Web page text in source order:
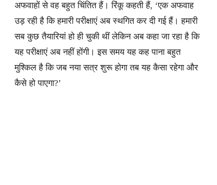
अफवाहों से वह बहुत चिंतित हैं। रिंकू कहती हैं, ‘एक अफवाह
उड़ रही है कि हमारी परीक्षाएं अब स्थगित कर दी गई हैं। हमारी
सब कुछ तैयारियां हो ही चुकी थीं लेकिन अब कहा जा रहा है कि
यह परीक्षाएं अब नहीं होंगी। इस समय यह कह पाना बहुत
मुश्किल है कि जब नया सत्र शुरू होगा तब यह कैसा रहेगा और
कैसे हो पाएगा?’